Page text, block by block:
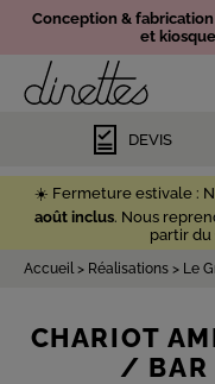
☀️ Fermeture estivale :
août inclus. Nous
partir du
Conception &
et
DEVIS
Accueil> Réalisations > Le
CHARIOT
/ BAR